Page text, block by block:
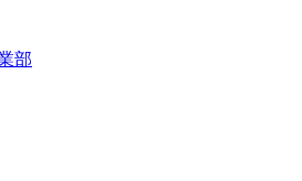
部